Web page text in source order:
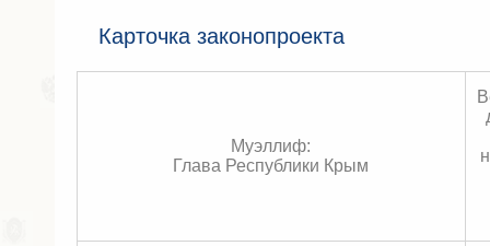
Советники Председателя ГС РК
Управление делами ГС РК
Схема
Статистика
Карточка законопроекта
Муэллиф:
Глава Республики Крым